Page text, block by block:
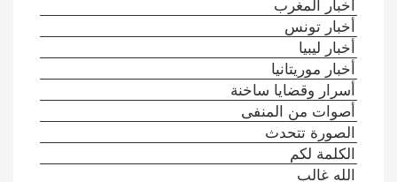
أخبار المغرب
أخبار تونس
أخبار ليبيا
أخبار موريتانيا
أسرار وقضايا ساخنة
أصوات من المنفى
الصورة تتحدث
الكلمة لكم
الله غالب